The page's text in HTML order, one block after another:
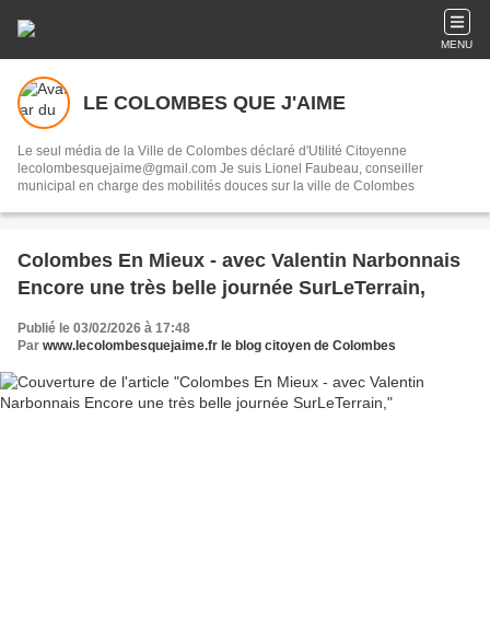
MENU
LE COLOMBES QUE J'AIME
Le seul média de la Ville de Colombes déclaré d'Utilité Citoyenne
lecolombesquejaime@gmail.com Je suis Lionel Faubeau, conseiller
municipal en charge des mobilités douces sur la ville de Colombes
Colombes En Mieux - avec Valentin Narbonnais
Encore une très belle journée SurLeTerrain,
Publié le 03/02/2026 à 17:48
Par www.lecolombesquejaime.fr le blog citoyen de Colombes